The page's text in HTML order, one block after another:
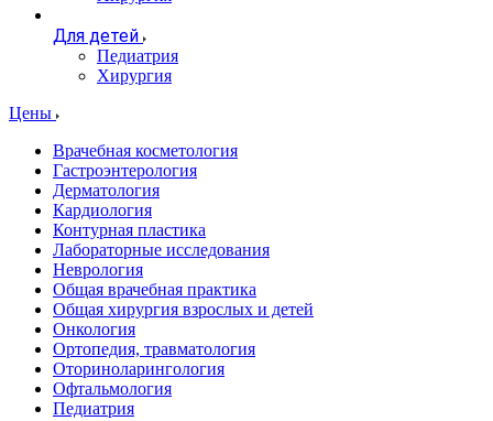
Для детей
Педиатрия
Хирургия
Цены
Врачебная косметология
Гастроэнтерология
Дерматология
Кардиология
Контурная пластика
Лабораторные исследования
Неврология
Общая врачебная практика
Общая хирургия взрослых и детей
Онкология
Ортопедия, травматология
Оториноларингология
Офтальмология
Педиатрия